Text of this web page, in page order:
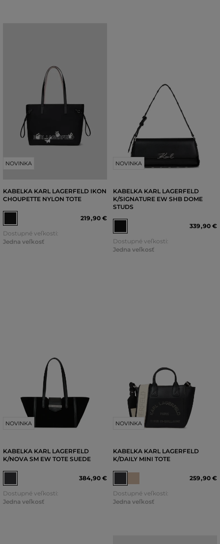
NOVINKA
KABELKA KARL LAGERFELD IKON
CHOUPETTE NYLON TOTE
219,90 €
Dostupné veľkosti:
Jedna veľkosť
NOVINKA
KABELKA KARL LAGERFELD
K/SIGNATURE EW SHB DOME
STUDS
339,90 €
Dostupné veľkosti:
Jedna veľkosť
NOVINKA
KABELKA KARL LAGERFELD
K/NOVA SM EW TOTE SUEDE
384,90 €
Dostupné veľkosti:
Jedna veľkosť
NOVINKA
KABELKA KARL LAGERFELD
K/DAILY MINI TOTE
259,90 €
Dostupné veľkosti:
Jedna veľkosť